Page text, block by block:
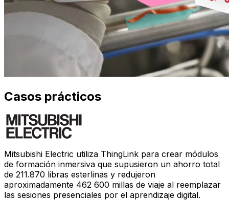
Casos prácticos
Mitsubishi Electric utiliza ThingLink para crear módulos
de formación inmersiva que supusieron un ahorro total
de 211.870 libras esterlinas y redujeron
aproximadamente 462 600 millas de viaje al reemplazar
las sesiones presenciales por el aprendizaje digital.